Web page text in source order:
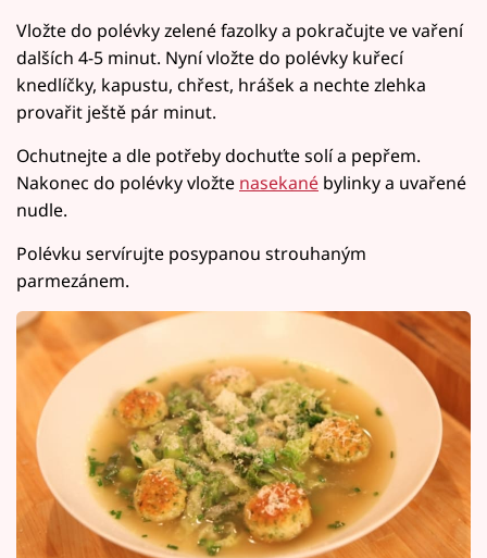
Vložte do polévky zelené fazolky a pokračujte ve vaření
dalších 4-5 minut. Nyní vložte do polévky kuřecí
knedlíčky, kapustu, chřest, hrášek a nechte zlehka
provařit ještě pár minut.
Ochutnejte a dle potřeby dochuťte solí a pepřem.
Nakonec do polévky vložte nasekané bylinky a uvařené
nudle.
Polévku servírujte posypanou strouhaným
parmezánem.